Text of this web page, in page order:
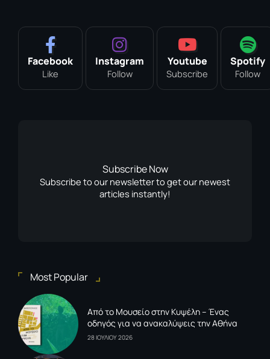
Facebook
Like
Instagram
Follow
Youtube
Subscribe
Spotify
Follow
Subscribe Now
Subscribe to our newsletter to get our newest
articles instantly!
Most Popular
Από το Μουσείο στην Κυψέλη – Ένας
οδηγός για να ανακαλύψεις την Αθήνα
28 ΙΟΥΛΙΟΥ 2026